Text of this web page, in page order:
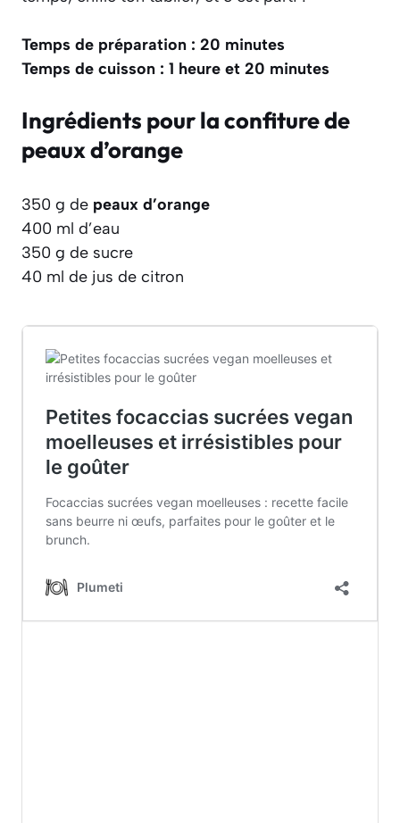
Temps de préparation : 20 minutes
Temps de cuisson : 1 heure et 20 minutes
Ingrédients pour la confiture de
peaux d’orange
350 g de peaux d’orange
400 ml d’eau
350 g de sucre
40 ml de jus de citron